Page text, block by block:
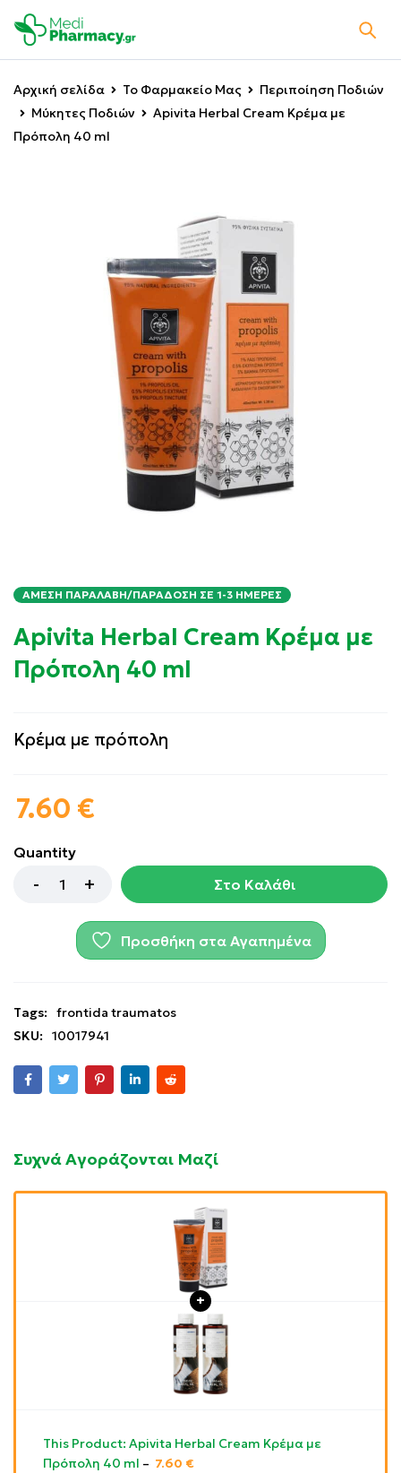
Αρχική σελίδα Το Φαρμακείο Μας
Περιποίηση Ποδιών
Μύκητες Ποδιών
Apivita Herbal Cream Κρέμα με
Πρόπολη 40 ml
ΆΜΕΣΗ ΠΑΡΑΛΑΒΉ/ΠΑΡΆΔΟΣΗ ΣΕ 1-3 ΗΜΈΡΕΣ
Apivita Herbal Cream Κρέμα με
Πρόπολη 40 ml
Κρέμα με πρόπολη
7.60 €
Quantity
Στο Καλάθι
Προσθήκη στα Αγαπημένα
Tags:
frontida traumatos
SKU:
10017941
Συχνά Αγοράζονται Μαζί
This Product: Apivita Herbal Cream Κρέμα με
Πρόπολη 40 ml – 7.60 €